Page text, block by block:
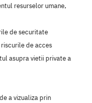
resurselor umane,
de securitate
de acces
asupra vietii private a
a vizualiza prin